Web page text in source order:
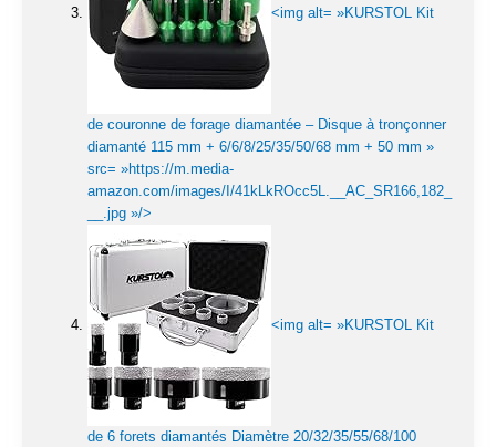
<img alt= »KURSTOL Kit
de couronne de forage diamantée – Disque à tronçonner
diamanté 115 mm + 6/6/8/25/35/50/68 mm + 50 mm »
src= »https://m.media-
amazon.com/images/I/41kLkROcc5L.__AC_SR166,182_
__.jpg »/>
<img alt= »KURSTOL Kit
de 6 forets diamantés Diamètre 20/32/35/55/68/100